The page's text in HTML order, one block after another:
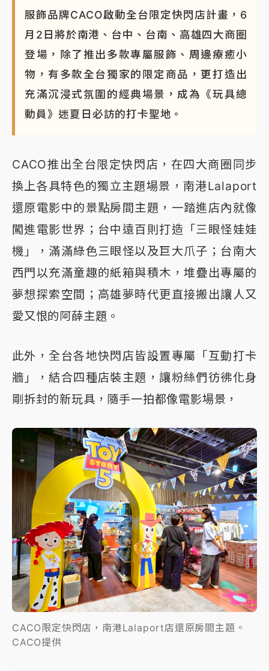
服飾品牌CACO啟動全台限定快閃店計畫，6
月2日將於南港、台中、台南、高雄四大商圈
登場，除了推出多款專屬服飾、周邊療癒小
物，有多款全台獨家的限定商品，更打造出
充滿沉浸式氛圍的經典場景，成為《玩具總
動員》迷夏日必訪的打卡聖地。
CACO推出全台限定快閃店，在四大商圈同步
換上各具特色的獨立主題場景，南港Lalaport
還原電影中的景點房間主題，一踏進店內就像
闖進電影世界；台中遠百則打造「三眼怪娃娃
機」，滿滿綠色三眼怪以及巨大爪子；台南大
西門以充滿童趣的紙箱與積木，堆疊出專屬的
夢想探索空間；高雄夢時代更直接搬出讓人又
愛又恨的阿薛主題。
此外，全台各地快閃店皆設置專屬「互動打卡
牆」，結合四種店裝主題，讓粉絲們彷彿化身
剛拆封的新玩具，隨手一拍都像電影場景，
CACO限定快閃店，南港Lalaport店還原房間主題。
CACO提供